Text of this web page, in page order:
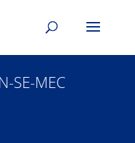
SE-MEC